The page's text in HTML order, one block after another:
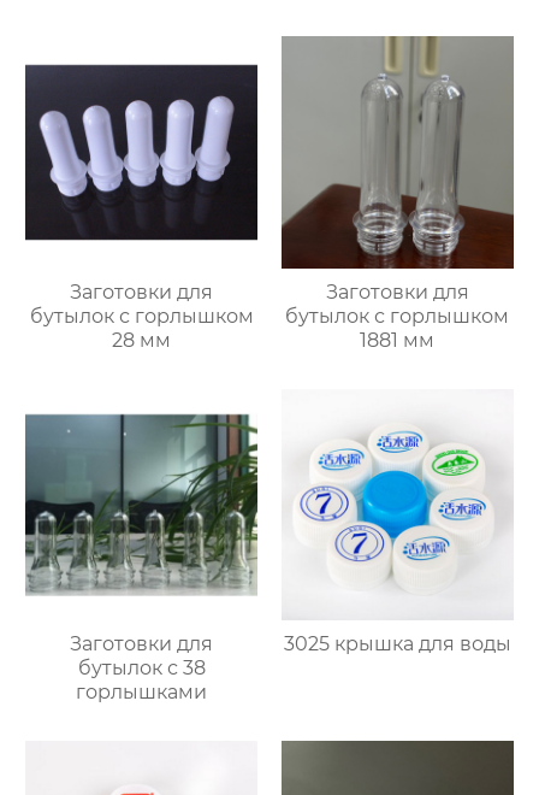
Заготовки для
бутылок с горлышком
28 мм
Заготовки для
бутылок с горлышком
1881 мм
Заготовки для
бутылок с 38
горлышками
3025 крышка для воды